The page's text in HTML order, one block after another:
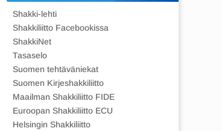
Shakki-lehti
Shakkiliitto Facebookissa
ShakkiNet
Tasaselo
Suomen tehtäväniekat
Suomen Kirjeshakkiliitto
Maailman Shakkiliitto FIDE
Euroopan Shakkiliitto ECU
Helsingin Shakkiliitto